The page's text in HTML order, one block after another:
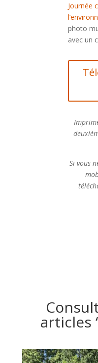
Journée
photo
avec un
Si vous
articles